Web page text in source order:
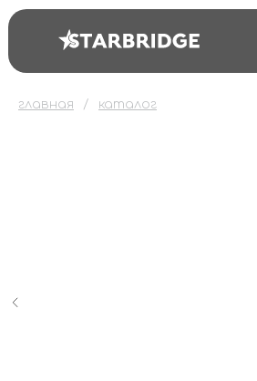
главная каталог